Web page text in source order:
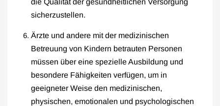
die Qualität der gesundheitlichen Versorgung
sicherzustellen.
Ärzte und andere mit der medizinischen
Betreuung von Kindern betrauten Personen
müssen über eine spezielle Ausbildung und
besondere Fähigkeiten verfügen, um in
geeigneter Weise den medizinischen,
physischen, emotionalen und psychologischen